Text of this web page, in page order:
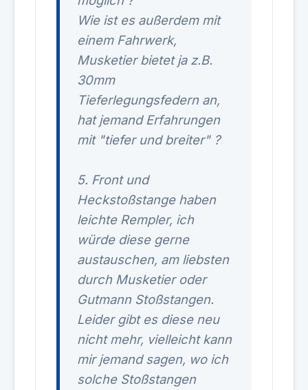
Wie ist es außerdem mit
einem Fahrwerk,
Musketier bietet ja z.B.
30mm
Tieferlegungsfedern an,
hat jemand Erfahrungen
mit "tiefer und breiter" ?
5. Front und
Heckstoßstange haben
leichte Rempler, ich
würde diese gerne
austauschen, am liebsten
durch Musketier oder
Gutmann Stoßstangen.
Leider gibt es diese neu
nicht mehr, vielleicht kann
mir jemand sagen, wo ich
solche Stoßstangen